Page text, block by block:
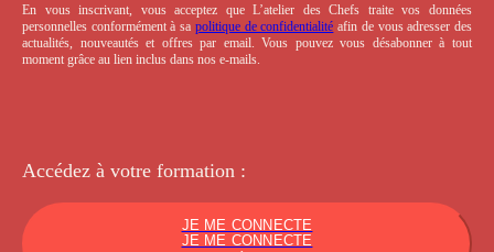
En vous inscrivant, vous acceptez que L’atelier des Chefs traite vos données
personnelles conformément à sa politique de confidentialité afin de vous adresser des
actualités, nouveautés et offres par email. Vous pouvez vous désabonner à tout
moment grâce au lien inclus dans nos e-mails.
Accédez à votre formation :
JE ME CONNECTE
JE ME CONNECTE